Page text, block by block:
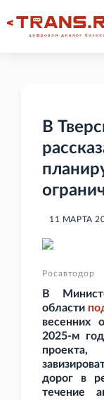
В
11 МАРТА
Росавтодор
В
области
весенних
2025-м
дорог в
течение